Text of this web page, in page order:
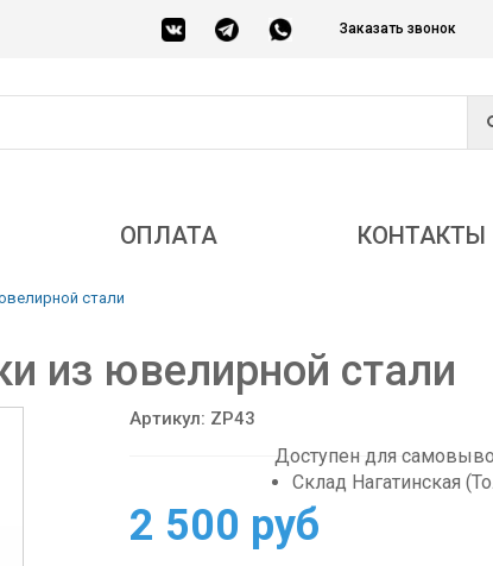
Заказать звонок
ОПЛАТА КОНТАКТЫ
стали
из ювелирной стали
Артикул: ZP43
Доступен для
Склад Нагатинская
2 500 руб